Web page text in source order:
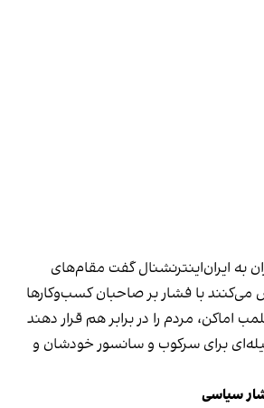
به ایران‌اینترنشنال گفت مقام‌های
با فشار بر صاحبان کسب‌وکارها
اماکن، مردم را در برابر هم قرار دهند
برای سرکوب و سانسور خودشان و
سیاسی